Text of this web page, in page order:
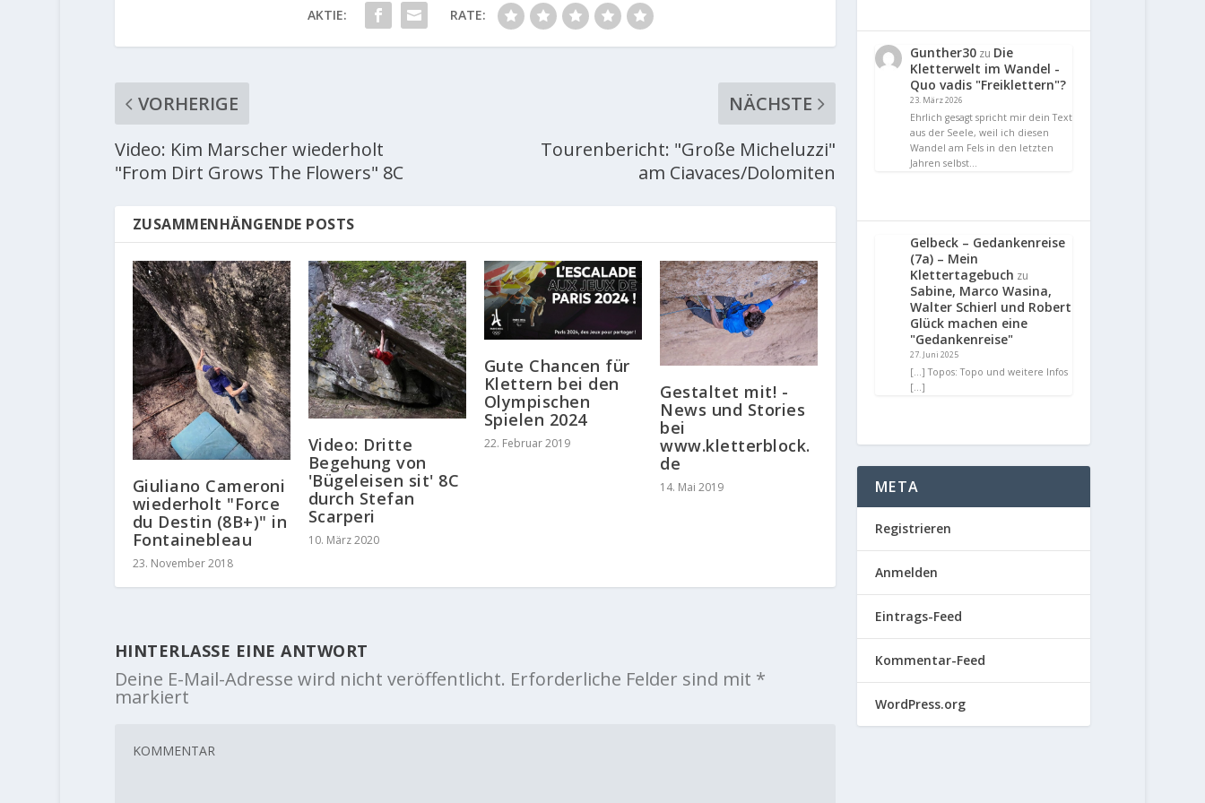
AKTIE: RATE:
VORHERIGE
Video: Kim Marscher wiederholt
"From Dirt Grows The Flowers" 8C
NÄCHSTE
Tourenbericht: "Große Micheluzzi"
am Ciavaces/Dolomiten
ZUSAMMENHÄNGENDE POSTS
Giuliano Cameroni
wiederholt "Force
du Destin (8B+)" in
Fontainebleau
23. November 2018
Video: Dritte
Begehung von
'Bügeleisen sit' 8C
durch Stefan
Scarperi
10. März 2020
Gute Chancen für
Klettern bei den
Olympischen
Spielen 2024
22. Februar 2019
Gestaltet mit! -
News und Stories
bei
www.kletterblock.
de
14. Mai 2019
HINTERLASSE EINE ANTWORT
Deine E-Mail-Adresse wird nicht veröffentlicht. Erforderliche Felder sind mit *
markiert
Gunther30 zu Die
Kletterwelt im Wandel -
Quo vadis "Freiklettern"?
23. März 2026
Ehrlich gesagt spricht mir dein Text
aus der Seele, weil ich diesen
Wandel am Fels in den letzten
Jahren selbst…
Gelbeck – Gedankenreise
(7a) – Mein
Klettertagebuch zu
Sabine, Marco Wasina,
Walter Schierl und Robert
Glück machen eine
"Gedankenreise"
27. Juni 2025
[…] Topos: Topo und weitere Infos
[…]
META
Registrieren
Anmelden
Eintrags-Feed
Kommentar-Feed
WordPress.org